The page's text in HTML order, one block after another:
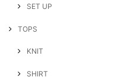
SET UP
TOPS
KNIT
SHIRT